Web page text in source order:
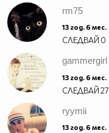
rm75
13 год. 6 мес.
СЛЕДВАЙ 0
gammergirl
13 год. 6 мес.
СЛЕДВАЙ27
ryymii
13 год. 6 мес.